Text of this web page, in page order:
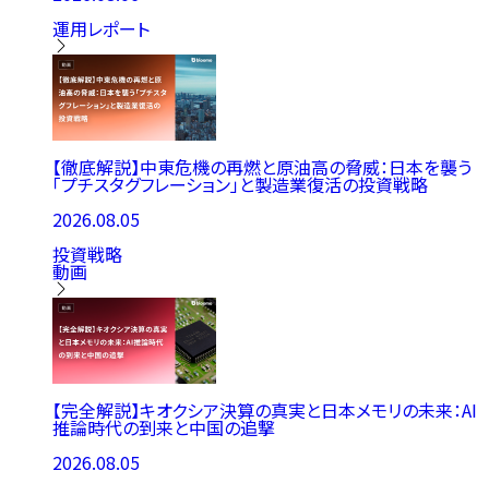
運用レポート
【徹底解説】中東危機の再燃と原油高の脅威：日本を襲う
「プチスタグフレーション」と製造業復活の投資戦略
2026.08.05
投資戦略
動画
【完全解説】キオクシア決算の真実と日本メモリの未来：AI
推論時代の到来と中国の追撃
2026.08.05